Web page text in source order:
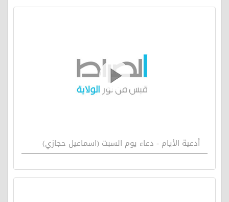
أدعية الأيام - دعاء يوم السبت (اسماعيل حجازي)